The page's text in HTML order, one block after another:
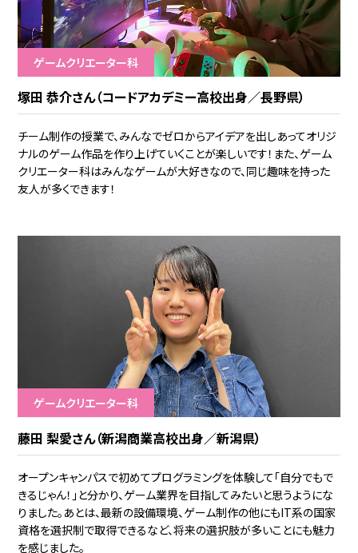
ゲームクリエーター科
塚田 恭介さん（コードアカデミー高校出身／長野県）
チーム制作の授業で、みんなでゼロからアイデアを出しあってオリジ
ナルのゲーム作品を作り上げていくことが楽しいです！また、ゲーム
クリエーター科はみんなゲームが大好きなので、同じ趣味を持った
友人が多くできます！
ゲームクリエーター科
藤田 梨愛さん（新潟商業高校出身／新潟県）
オープンキャンパスで初めてプログラミングを体験して「自分でもで
きるじゃん！」と分かり、ゲーム業界を目指してみたいと思うようにな
りました。あとは、最新の設備環境、ゲーム制作の他にもIT系の国家
資格を選択制で取得できるなど、将来の選択肢が多いことにも魅力
を感じました。